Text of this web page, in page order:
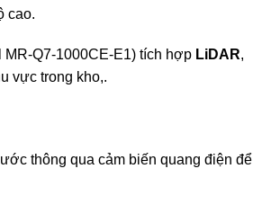
cao.
Q7-1000CE-E1) tích hợp LiDAR,
vực trong kho,.
thông qua cảm biến quang điện để